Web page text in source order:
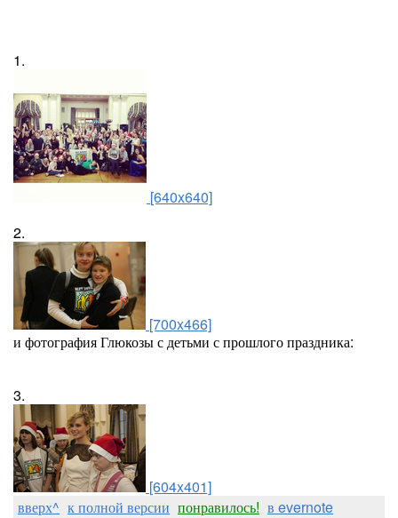
1.
[640x640]
2.
[700x466]
и фотография Глюкозы с детьми с прошлого праздника:
3.
[604x401]
вверх^ к полной версии понравилось! в evernote